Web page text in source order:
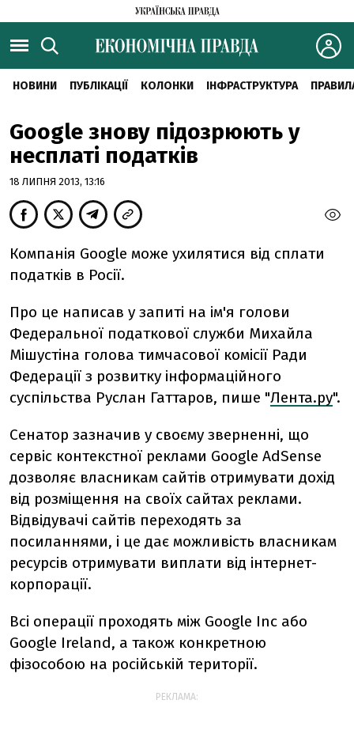
НОВИНИ ПУБЛІКАЦІЇ КОЛОНКИ ІНФРАСТРУКТУРА
Google знову підозрюють у
несплаті податків
18 ЛИПНЯ 2013, 13:16
Компанія Google може ухилятися від сплати
податків в Росії.
Про це написав у запиті на ім'я голови
Федеральної податкової служби Михайла
Мішустіна голова тимчасової комісії Ради
Федерації з розвитку інформаційного
суспільства Руслан Гаттаров, пише "Лента.ру".
Сенатор зазначив у своєму зверненні, що
сервіс контекстної реклами Googlе AdSense
дозволяє власникам сайтів отримувати дохід
від розміщення на своїх сайтах реклами.
Відвідувачі сайтів переходять за
посиланнями, і це дає можливість власникам
ресурсів отримувати виплати від інтернет-
корпорації.
Всі операції проходять між Google Inc або
Google Ireland, а також конкретною
фізособою на російській території.
РЕКЛАМА: